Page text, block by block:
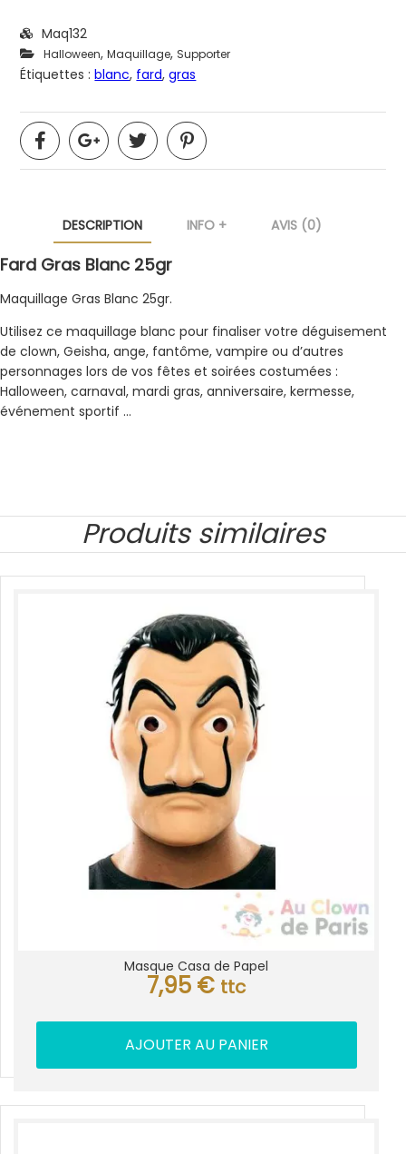
Maq132
Halloween,Maquillage, Supporter
Étiquettes :blanc, fard,gras
DESCRIPTION INFO + AVIS (0)
Fard Gras Blanc 25gr
Maquillage Gras Blanc 25gr.
Utilisez ce maquillage blanc pour finaliser votre déguisement
de clown, Geisha, ange, fantôme, vampire ou d’autres
personnages lors de vos fêtes et soirées costumées :
Halloween, carnaval, mardi gras, anniversaire, kermesse,
événement sportif …
Produits similaires
Masque Casa de Papel
7,95 € ttc
AJOUTER AU PANIER